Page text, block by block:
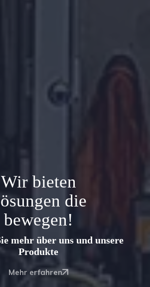
Wir bieten
die
bewegen!
mehr über uns und unsere
Produkte
Mehr erfahren